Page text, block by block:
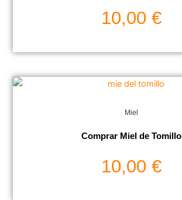
10,00 €
Miel
Comprar Miel de Tomillo
10,00 €